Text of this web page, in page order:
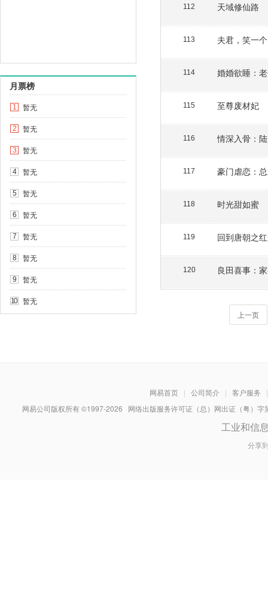
月票榜
1 暂无
2 暂无
3 暂无
4 暂无
5 暂无
6 暂无
7 暂无
8 暂无
9 暂无
10 暂无
112 天域修仙路
113 夫君，笑一个
114 婚婚欲睡：
115 至尊废材妃
116 情深入骨：
117 豪门虐恋：
118 时光甜如蜜
119 回到唐朝之
120 良田喜事：
上一页
网易首页 | 公司简介 | 客户服务
|
网易公司版权所有 ©1997-2026 网络出版服务许可证（总）网出证（粤）
工业和信
分享